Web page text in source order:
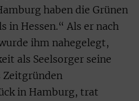
haben die Grünen
in Hessen.“ Als er nach
ihm nahegelegt,
als Seelsorger seine
in Hamburg, trat